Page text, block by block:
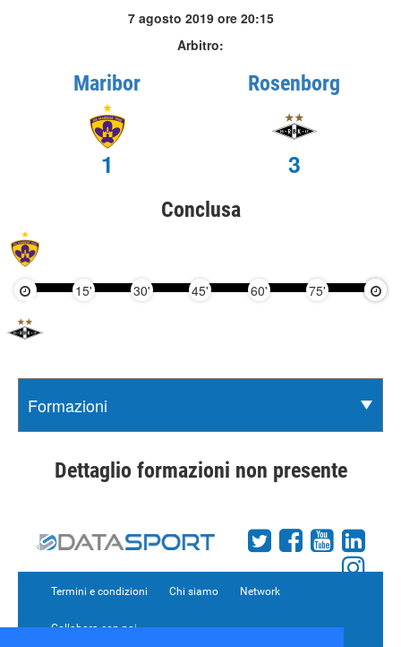
7 agosto 2019 ore 20:15
Arbitro:
Maribor
1
Rosenborg
3
Conclusa
15' 30' 45' 60' 75' 90'
Dettaglio formazioni non presente
Termini e condizioni Chi siamo Network
Collabora con noi